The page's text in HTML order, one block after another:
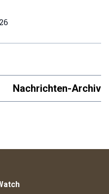
Nachrichten-Archiv